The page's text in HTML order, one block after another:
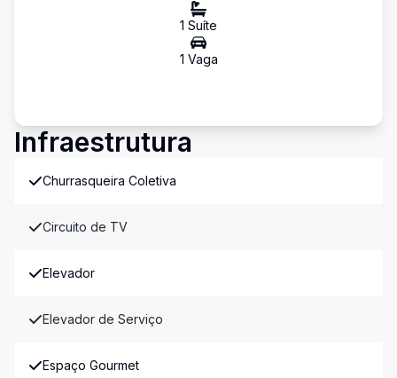
1 Suíte
1 Vaga
Infraestrutura
Churrasqueira Coletiva
Circuito de TV
Elevador
Elevador de Serviço
Espaço Gourmet